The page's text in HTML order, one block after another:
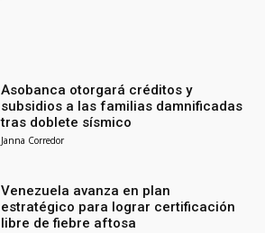
Asobanca otorgará créditos y
subsidios a las familias damnificadas
tras doblete sísmico
Janna Corredor
Venezuela avanza en plan
estratégico para lograr certificación
libre de fiebre aftosa